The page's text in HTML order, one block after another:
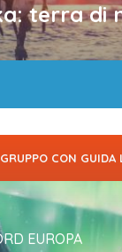
terra di
CON GUIDA
EUROPA